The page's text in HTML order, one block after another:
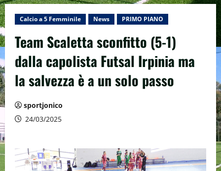
Calcio a 5 Femminile News PRIMO PIANO
Team Scaletta sconfitto (5-1)
dalla capolista Futsal Irpinia ma
la salvezza è a un solo passo
sportjonico
24/03/2025